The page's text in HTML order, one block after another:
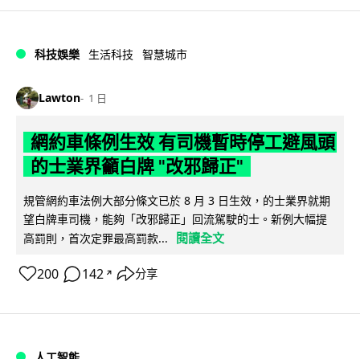
科技娛樂 生活科技 智慧城市
Lawton 1 日
網約車條例生效 有司機暫時停工避風頭
的士業界籲白牌 "改邪歸正"
規管網約車法例大部分條文已於 8 月 3 日生效，的士業界就期
望白牌車司機，能夠「改邪歸正」回流駕駛的士。新例大幅提
高罰則，首次定罪最高罰款...
閱讀全文
200 142 ↗ 分享